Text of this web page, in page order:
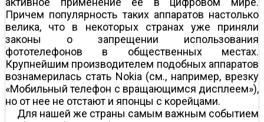
Причем популярность таких аппаратов настолько
велика, что в некоторых странах уже приняли
законы о запрещении использования
фототелефонов в общественных местах.
Крупнейшим производителем подобных аппаратов
вознамерилась стать Nokia (см., например, врезку
«Мобильный телефон с вращающимся дисплеем»),
но от нее не отстают и японцы с корейцами.
Для нашей же страны самым важным событием